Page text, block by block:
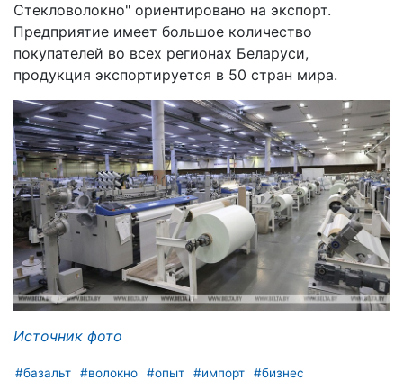
Стекловолокно" ориентировано на экспорт.
Предприятие имеет большое количество
покупателей во всех регионах Беларуси,
продукция экспортируется в 50 стран мира.
Источник фото
#базальт #волокно #опыт #импорт
#бизнес